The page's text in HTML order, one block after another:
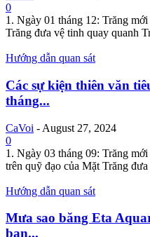
0
1. Ngày 01 tháng 12: Trăng
Trăng đưa vệ tinh quay quanh
Hướng dẫn quan sát
Các sự kiện thiên văn
tháng...
CaVoi - August 27, 2024
0
1. Ngày 03 tháng 09: Trăng
trên quỹ đạo của Mặt Trăng
Hướng dẫn quan sát
Mưa sao băng Eta
bạn...